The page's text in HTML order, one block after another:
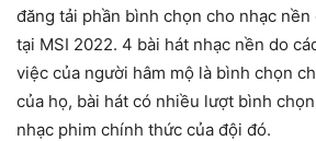
đăng tải phần bình chọn cho nhạc nền
tại MSI 2022. 4 bài hát nhạc nền do
việc của người hâm mộ là bình chọn
của họ, bài hát có nhiều lượt bình
nhạc phim chính thức của đội đó.